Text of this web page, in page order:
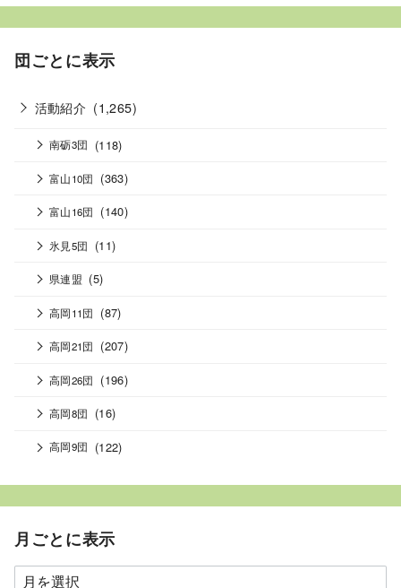
団ごとに表示
活動紹介 (1,265)
南砺3団 (118)
富山10団 (363)
富山16団 (140)
氷見5団 (11)
県連盟 (5)
高岡11団 (87)
高岡21団 (207)
高岡26団 (196)
高岡8団 (16)
高岡9団 (122)
月ごとに表示
月